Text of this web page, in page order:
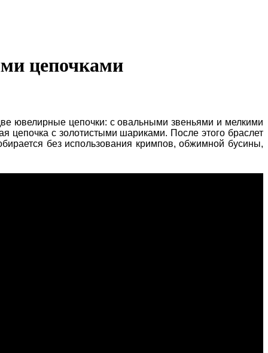
цепочками
ювелирные цепочки: с овальными звеньями и мелкими
цепочка с золотистыми шариками. После этого браслет
без использования кримпов, обжимной бусины,